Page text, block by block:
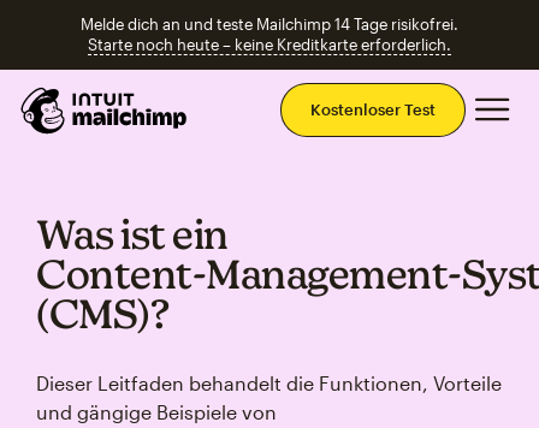
Melde dich an und teste Mailchimp 14 Tage risikofrei.
Starte noch heute – keine Kreditkarte erforderlich.
Kostenloser Test
Was ist ein
(CMS)?
Dieser Leitfaden behandelt die Funktionen, Vorteile
und gängige Beispiele von